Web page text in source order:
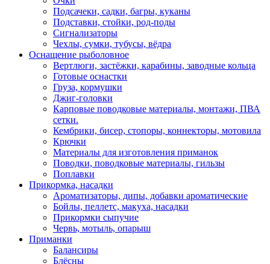
Подсачеки, садки, багры, куканы
Подставки, стойки, род-поды
Сигнализаторы
Чехлы, сумки, тубусы, вёдра
Оснащение рыболовное
Вертлюги, застёжки, карабины, заводные кольца
Готовые оснастки
Груза, кормушки
Джиг-головки
Карповые поводковые материалы, монтажи, ПВА
сетки.
Кембрики, бисер, стопоры, коннекторы, мотовила
Крючки
Материалы для изготовления приманок
Поводки, поводковые материалы, гильзы
Поплавки
Прикормка, насадки
Ароматизаторы, дипы, добавки ароматические
Бойлы, пеллетс, макуха, насадки
Прикормки сыпучие
Червь, мотыль, опарыш
Приманки
Балансиры
Блёсны